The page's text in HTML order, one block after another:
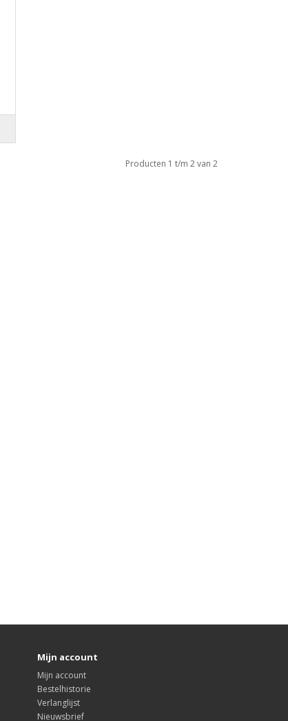
Producten 1 t/m 2 van 2
Mijn account
Mijn account
Bestelhistorie
Verlanglijst
Nieuwsbrief